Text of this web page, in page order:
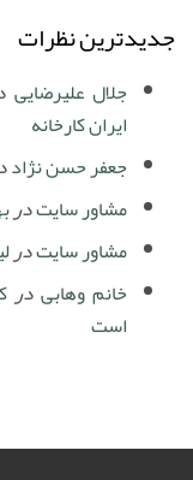
جدیدترین نظرات
جلال علیرضایی
ایران کارخانه
جعفر حسن نژاد
مشاور سایتدر
مشاور سایتدر
خانم وهابیدر
است